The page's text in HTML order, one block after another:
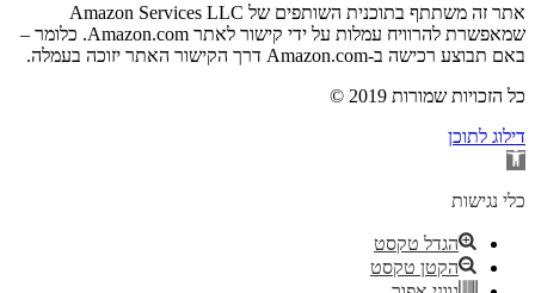
אתר זה משתתף בתוכנית השותפים של Amazon Services LLC
שמאפשרת להרוויח עמלות על ידי קישור לאתר Amazon.com. כלומר –
באם תבוצע רכישה ב-Amazon.com דרך הקישור האתר יזוכה בעמלה.
© 2019 כל הזכויות שמורות
דילוג לתוכן
פתח
נגישות
כלי נגישות
הגדל טקסט
הקטן טקסט